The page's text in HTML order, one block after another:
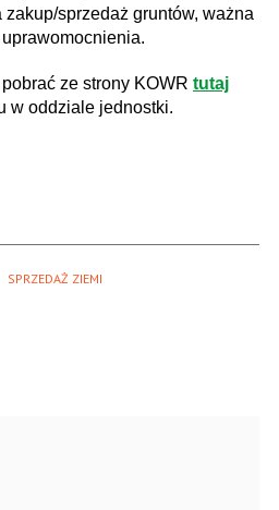
sprzedaż gruntów, ważna
ze strony KOWR tutaj
w oddziale jednostki.
SPRZEDAŻ ZIEMI